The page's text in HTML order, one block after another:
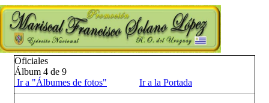
Oficiales
Álbum 4 de 9
Ir a "Álbumes de fotos"
Ir a la Portada